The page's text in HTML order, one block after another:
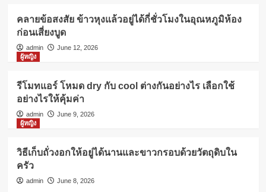
คลายข้อสงสัย ข้าวหุงแล้วอยู่ได้กี่ชั่วโมงในอุณหภูมิห้อง
ก่อนเสี่ยงบูด
admin
June 12, 2026
ผู้หญิง
รีโมทแอร์ โหมด dry กับ cool ต่างกันอย่างไร เลือกใช้
อย่างไรให้คุ้มค่า
admin
June 9, 2026
ผู้หญิง
วิธีเก็บถั่วงอกให้อยู่ได้นานและขาวกรอบด้วยวัตถุดิบใน
ครัว
admin June 8, 2026